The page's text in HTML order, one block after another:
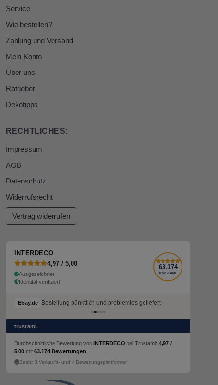
Service
Wie bestellen?
Zahlung und Versand
Mein Konto
Über uns
Ratgeber
Dekotipps
RECHTLICHES:
Impressum
AGB
Datenschutz
Widerrufsrecht
Vertrag widerrufen
INTERDECO
4,97 / 5,00
Ausgezeichnet
Identität verifiziert
63.174
TRUSTAMI.
Ebay.de Bestellung pünktlich und problemlos geliefert
trustami.
Durchschnittliche Bewertung von INTERDECO bei Trustami: 4,97 /
5,00 mit 63.174 Bewertungen
Basis: 3 Verkaufs- und 4 Bewertungsplattformen